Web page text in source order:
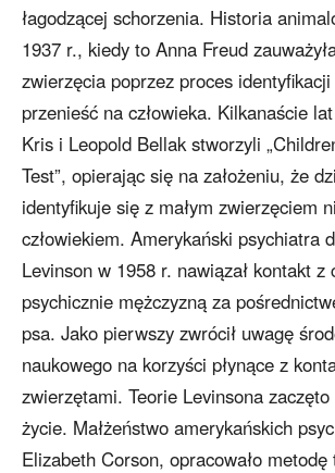
łagodzącej schorzenia. Historia
1937 r., kiedy to Anna Freud
zwierzęcia poprzez proces
przenieść na człowieka. Kilkanaście
Kris i Leopold Bellak stworzyli
Test”, opierając się na założeniu, że
identyfikuje się z małym zwierzęciem
człowiekiem. Amerykański psychiatra
Levinson w 1958 r. nawiązał kontakt z
psychicznie mężczyzną za
psa. Jako pierwszy zwrócił uwagę
naukowego na korzyści płynące z
zwierzętami. Teorie Levinsona
życie. Małżeństwo amerykańskich
Elizabeth Corson, opracowało